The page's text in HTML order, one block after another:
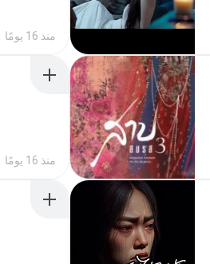
منذ 16 يومًا
منذ 16 يومًا